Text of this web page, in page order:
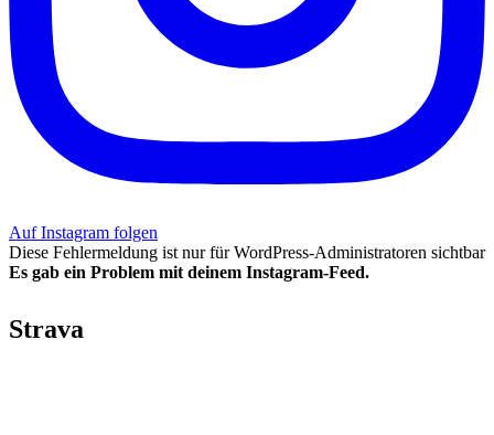
Auf Instagram folgen
Diese Fehlermeldung ist nur für WordPress-Administratoren sichtbar
Es gab ein Problem mit deinem Instagram-Feed.
Strava